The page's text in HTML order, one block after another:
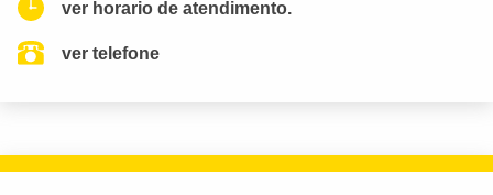
ver horario de atendimento.
ver telefone